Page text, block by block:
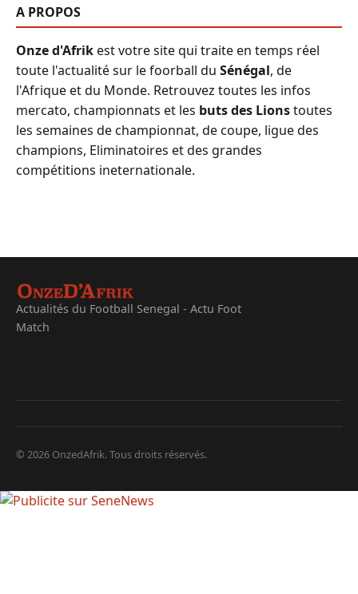
A PROPOS
Onze d'Afrikest votre site qui traite en temps réel
toute l'actualité sur le foorball du Sénégal, de
l'Afrique et du Monde. Retrouvez toutes les infos
mercato, championnats et les buts des Lionstoutes
les semaines de championnat, de coupe, ligue des
champions, Eliminatoires et des grandes
compétitions ineternationale.
Actualités du Football Senegal - Actu Foot
Match
© 2026 OnzedAfrik. Tous droits réservés.